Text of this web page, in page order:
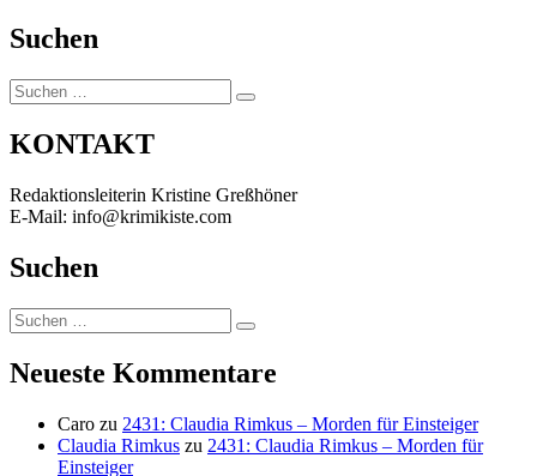
Suchen
Suchen
nach:
Suchen
KONTAKT
Redaktionsleiterin Kristine Greßhöner
E-Mail: info@krimikiste.com
Suchen
Suchen
nach:
Suchen
Neueste Kommentare
Caro zu 2431: Claudia Rimkus – Morden für Einsteiger
Claudia Rimkus zu 2431: Claudia Rimkus – Morden für
Einsteiger